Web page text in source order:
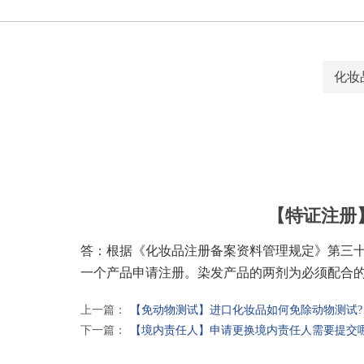
化妆
【特证注
答：根据《化妆品注册备案资料管理规定》第三
一个产品申请注册。染发产品的两剂为必须配合
上一篇：
【免动物测试】进口化妆品如何免除动物测试?
下一篇：
【境内责任人】申请更换境内责任人需要提交